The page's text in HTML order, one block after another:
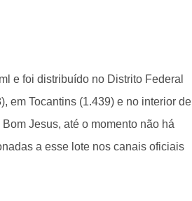
e foi distribuído no Distrito Federal
em Tocantins (1.439) e no interior de
Jesus, até o momento não há
a esse lote nos canais oficiais